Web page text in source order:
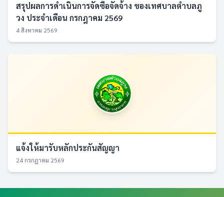
สรุปผลการดำเนินการจัดซื้อจัดจ้าง ของเทศบาลตำบลภู
วง ประจำเดือน กรกฎาคม 2569
4 สิงหาคม 2569
แจ้งให้มารับหลักประกันสัญญา
24 กรกฎาคม 2569